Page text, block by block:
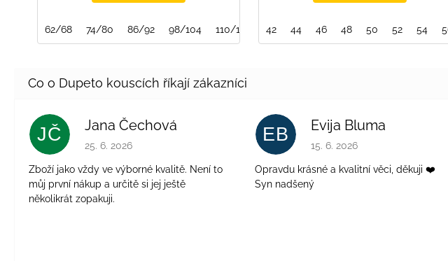
62/68 74/80 86/92 98/104 110/116 122/128 134/140
42 44 46 48 50 52 54
JČ Jana Čechová
Hodnocení obchodu je 5 z 5 hvězdiček.
25. 6. 2026
Zboží jako vždy ve výborné kvalitě. Není to
můj první nákup a určitě si jej ještě
několikrát zopakuji.
EB Evija Bluma
Hodnocení obchodu je 5 z 5
15. 6. 2026
Opravdu krásné a kvalitní věci, děkuji ❤️
Syn nadšený